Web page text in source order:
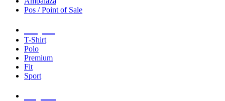
Pos / Point of Sale
T-Shirt
Polo
Premium
Fit
Sport